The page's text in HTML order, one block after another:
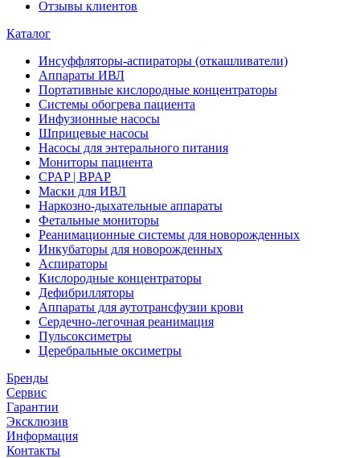
Отзывы клиентов
Каталог
Инсуффляторы-аспираторы (откашливатели)
Аппараты ИВЛ
Портативные кислородные концентраторы
Системы обогрева пациента
Инфузионные насосы
Шприцевые насосы
Насосы для энтерального питания
Мониторы пациента
CPAP | BPAP
Маски для ИВЛ
Наркозно-дыхательные аппараты
Фетальные мониторы
Реанимационные системы для новорожденных
Инкубаторы для новорожденных
Аспираторы
Кислородные концентраторы
Дефибрилляторы
Аппараты для аутотрансфузии крови
Сердечно-легочная реанимация
Пульсоксиметры
Церебральные оксиметры
Бренды
Сервис
Гарантии
Эксклюзив
Информация
Контакты